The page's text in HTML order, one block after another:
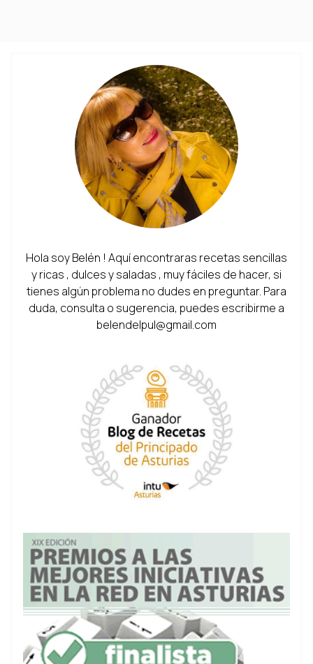
Hola soy Belén ! Aquí encontraras recetas sencillas
y ricas , dulces y saladas , muy fáciles de hacer, si
tienes algún problema no dudes en preguntar. Para
duda, consulta o sugerencia, puedes escribirme a
belendelpul@gmail.com